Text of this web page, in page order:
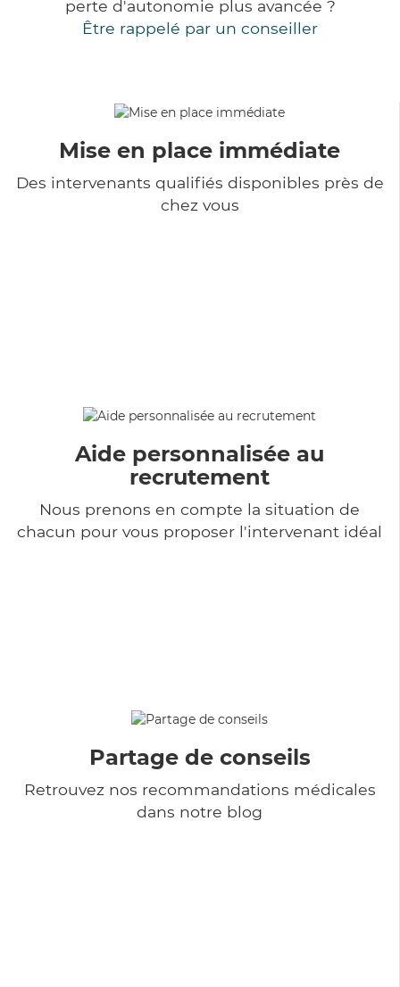
perte d'autonomie plus avancée ?
Être rappelé par un conseiller
Mise en place immédiate
Des intervenants qualifiés disponibles près de
chez vous
Aide personnalisée au
recrutement
Nous prenons en compte la situation de
chacun pour vous proposer l'intervenant idéal
Partage de conseils
Retrouvez nos recommandations médicales
dans notre blog